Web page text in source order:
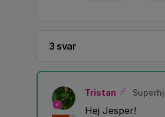
3 svar
Tristan
Hej Jesper!